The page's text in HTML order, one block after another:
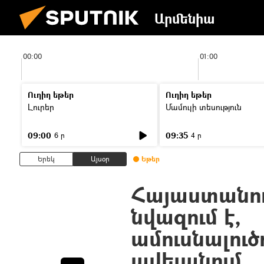
Արմենիա
00:00 01:00
Ուղիղ եթեր
Լուրեր
09:00 6 ր
Ուղիղ եթեր
Մամուլի տեսություն
09:35 4 ր
Երեկ Այսօր Եթեր
նվազում է,